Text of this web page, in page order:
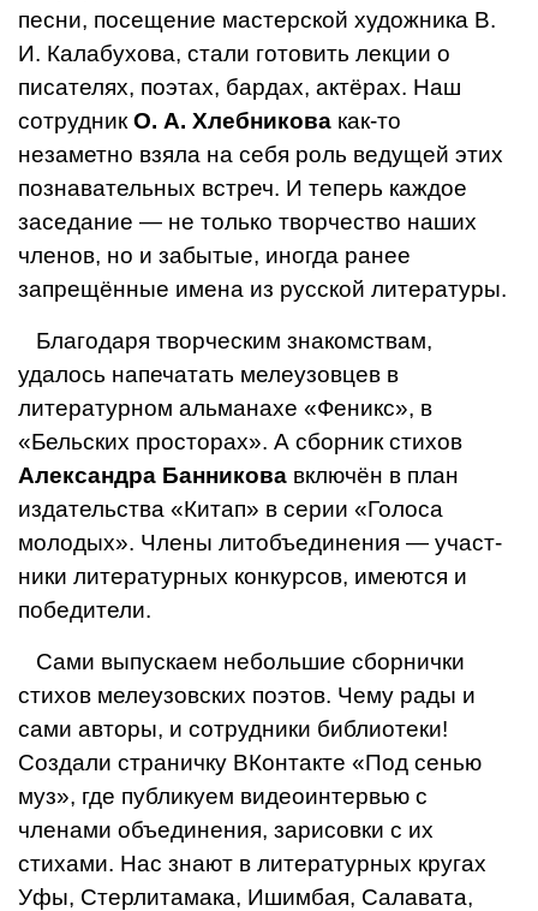
песни, посещение мастерской художника В.
И. Калабухова, стали готовить лекции о
писателях, поэтах, бардах, актёрах. Наш
сотрудник О. А. Хлебникова как-то
незаметно взяла на се­бя роль ведущей этих
познавательных встреч. И теперь каждое
заседание — не только творчество наших
чле­нов, но и забытые, иногда ранее
запрещённые имена из русской литературы.
Благодаря творческим знакомствам,
удалось напечатать мелеузовцев в
литературном альманахе «Феникс», в
«Бельских просторах». А сборник стихов
Александра Банникова включён в план
издательства «Китап» в серии «Голоса
молодых». Члены литобъединения — участ­
ники литературных конкурсов, имеются и
победители.
Сами выпускаем небольшие сборнички
стихов мелеузовских поэтов. Чему рады и
сами авторы, и сотруд­ники библиотеки!
Создали страничку ВКонтакте «Под сенью
муз», где публикуем видеоинтервью с
членами объединения, зарисовки с их
стихами. Нас знают в ли­тературных кругах
Уфы, Стерлитамака, Ишимбая, Сала­вата,